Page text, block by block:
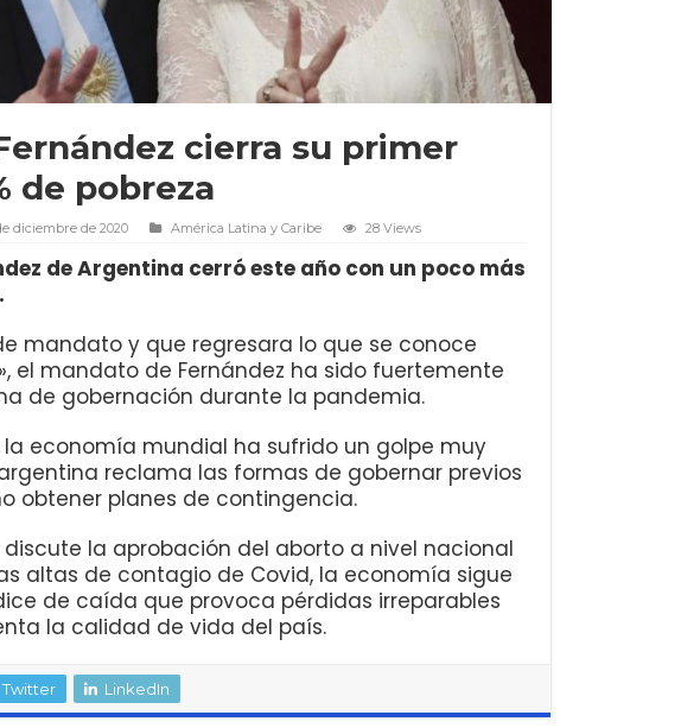
cierra su primer
de pobreza
diciembre de 2020 América Latina y Caribe 28 Views
de Argentina cerró este año con un poco más
mandato y que regresara lo que se conoce
el mandato de Fernández ha sido fuertemente
de gobernación durante la pandemia.
la economía mundial ha sufrido un golpe muy
reclama las formas de gobernar previos
obtener planes de contingencia.
discute la aprobación del aborto a nivel nacional
altas de contagio de Covid, la economía sigue
de caída que provoca pérdidas irreparables
la calidad de vida del país.
Twitter LinkedIn